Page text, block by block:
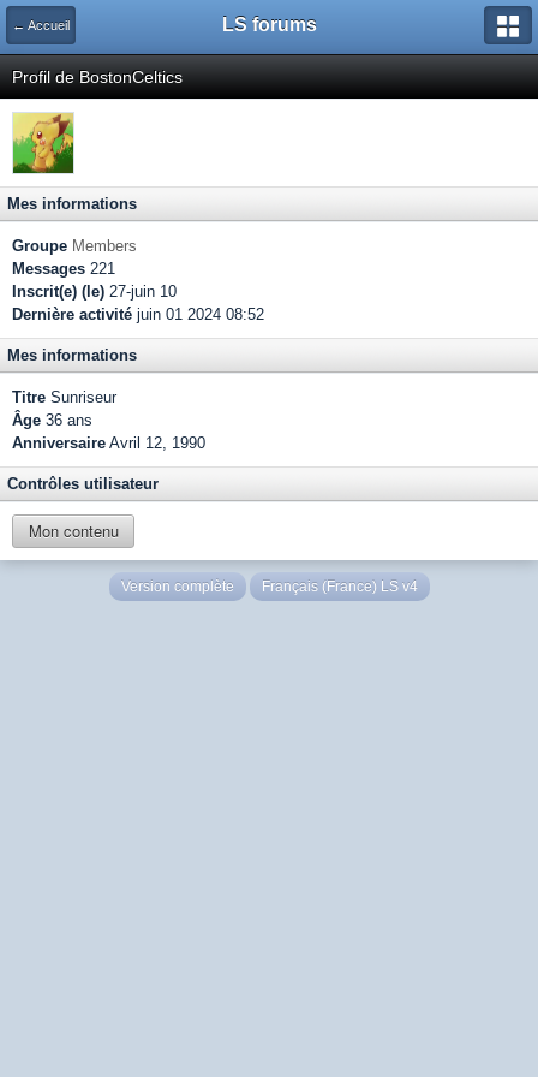
← Accueil LS forums
Profil de BostonCeltics
Mes informations
Groupe Members
Messages 221
Inscrit(e) (le) 27-juin 10
Dernière activité juin 01 2024 08:52
Mes informations
Titre Sunriseur
Âge 36 ans
Anniversaire Avril 12, 1990
Contrôles utilisateur
Mon contenu
Version complète Français (France) LS v4